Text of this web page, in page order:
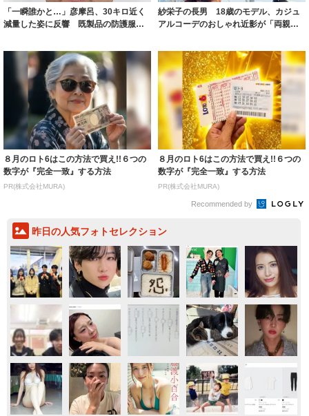
「一瞬誰かと…」彦摩呂、30キロ近く
減量した姿に反響 既製品の防護服が
紗栄子の長男 18歳のモデル、カジュ
アルコーデのおしゃれ近影が「両親の
８月のロト6はこの方法で買え!!６つの
数字が『完全一致』する方法
PR(株式会社MURA)
８月のロト6はこの方法で買え!!６つの
数字が『完全一致』する方法
PR(株式会社MURA)
Recommended by
昨日の人気フォトセレクション